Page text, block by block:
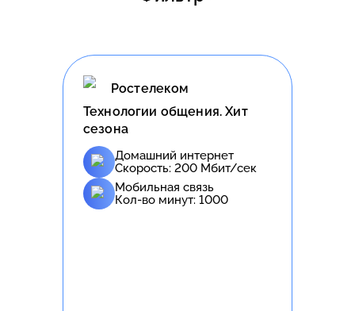
Ростелеком
Технологии общения. Хит
сезона
Домашний интернет
Скорость: 200 Мбит/сек
Мобильная связь
Кол-во минут: 1000